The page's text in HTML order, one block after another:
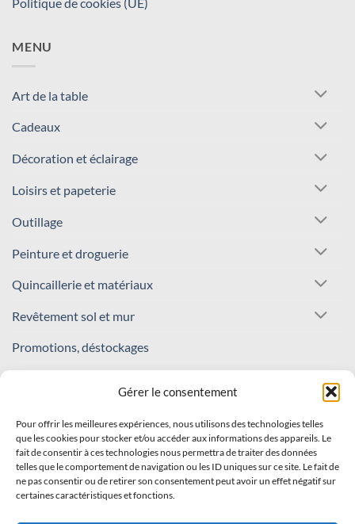
Gérer le consentement
Pour offrir les meilleures expériences, nous utilisons des technologies telles
que les cookies pour stocker et/ou accéder aux informations des appareils. Le
fait de consentir à ces technologies nous permettra de traiter des données
telles que le comportement de navigation ou les ID uniques sur ce site. Le fait de
ne pas consentir ou de retirer son consentement peut avoir un effet négatif sur
certaines caractéristiques et fonctions.
MENU
Art de la table
Cadeaux
Décoration et éclairage
Loisirs et papeterie
Outillage
Peinture et droguerie
Quincaillerie et matériaux
Revêtement sol et mur
Promotions, déstockages
REJOIGNEZ NOTRE COMMUNAUTÉ !
Inscrivez-vous à notre newsletter
Recevez nos offres et nouveautés en avant-première !